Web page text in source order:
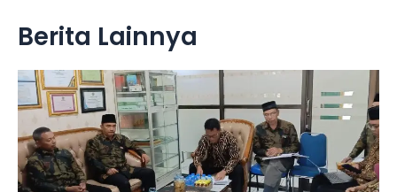
Berita Lainnya